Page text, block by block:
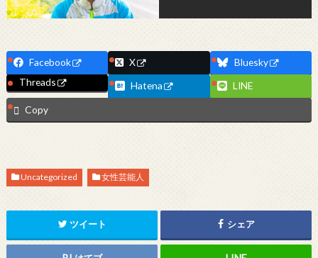
Facebook X
Bluesky
Threads
Hatena
LINE
Copy
Uncategorized 女性芸能人
ツイート シェア